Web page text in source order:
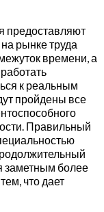
предоставляют
рынке труда
времени, а
к реальным
пройдены все
Правильный
заметным более
что дает